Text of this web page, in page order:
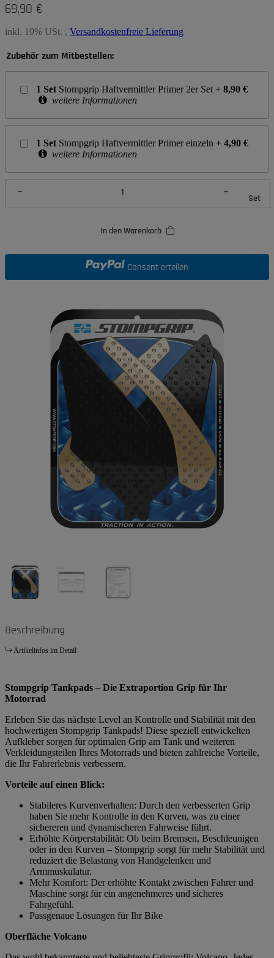
69,90 €
inkl. 19% USt. , Versandkostenfreie Lieferung
Zubehör zum Mitbestellen:
1 Set Stompgrip Haftvermittler Primer 2er Set + 8,90 €
weitere Informationen
1 Set Stompgrip Haftvermittler Primer einzeln + 4,90 €
weitere Informationen
Set
In den Warenkorb
Consent erteilen
Beschreibung
Artikelinfos im Detail
Stompgrip Tankpads – Die Extraportion Grip für Ihr
Motorrad
Erleben Sie das nächste Level an Kontrolle und Stabilität mit den
hochwertigen Stompgrip Tankpads! Diese speziell entwickelten
Aufkleber sorgen für optimalen Grip am Tank und weiteren
Verkleidungsteilen Ihres Motorrads und bieten zahlreiche Vorteile,
die Ihr Fahrerlebnis verbessern.
Vorteile auf einen Blick:
Stabileres Kurvenverhalten: Durch den verbesserten Grip
haben Sie mehr Kontrolle in den Kurven, was zu einer
sichereren und dynamischeren Fahrweise führt.
Erhöhte Körperstabilität: Ob beim Bremsen, Beschleunigen
oder in den Kurven – Stompgrip sorgt für mehr Stabilität und
reduziert die Belastung von Handgelenken und
Armmuskulatur.
Mehr Komfort: Der erhöhte Kontakt zwischen Fahrer und
Maschine sorgt für ein angenehmeres und sicheres
Fahrgefühl.
Passgenaue Lösungen für Ihr Bike
Oberfläche Volcano